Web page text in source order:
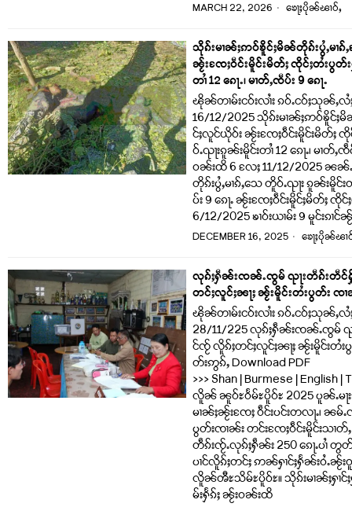
MARCH 22, 2026 ၶေႃႈပိုၼ်ၽၢဝ်ႇ
သိုၵ်းမၢၼ်ႈဢဝ်ၶိူင်ႈမိၼ်တိုၵ်းပွႆႇမၢ
ၼႂ်းၸႄႈဝဵင်းမိူင်းမိတ်ႈ ၸိုင်ႈတႆးပွတ်
တၢႆ 12 ၵေႃႉ၊ မၢတ်ႇၸဵပ်း 9 ၵေႃႉ
ၽိုၼ်တၢမ်းငဝ်းလၢႆး ၵဝ်ႉငဝ်ႈသုၼ်ႇ
16/12/2025 သိုၵ်းမၢၼ်ႈဢဝ်ၶိူင်ႈ
င်ႈလူင်ယိုဝ်း ၼႂ်းၸႄႈဝဵင်းမိူင်းမိတ်ႈ
ဝ်ႉၺႃးၵူၼ်းမိူင်းတၢႆ 12 ၵေႃႉ၊ မၢတ်ႇၸဵ
ဝၼ်းထိ 6 လႄႈ 11/12/2025 ၼၼ်
တိုၵ်းပွႆႇမၢၵ်ႇသေ တိူဝ်ႉၺႃး ၵူၼ်းမိူင်း
ပ်း 9 ၵေႃႉ ၼႂ်းၸႄႈဝဵင်းမိူင်ႈမိတ်ႈ ၸို
6/12/2025 ၶၢဝ်းယၢမ်း 9 မူင်းၵၢင်
DECEMBER 16, 2025 ၶေႃႈပိုၼ်ၽၢ
လုၵ်ႈႁဵၼ်းၸၼ်ႉၸွမ် ၺႃးတဵၵ်းတဵင်
တင်ႈလူင်ႈၼႃႈ ၼႂ်းမိူင်းတႆးပွတ်း ၸ
ၽိုၼ်တၢမ်းငဝ်းလၢႆး ၵဝ်ႉငဝ်ႈသုၼ်ႇ
28/11/225 လုၵ်ႈႁဵၼ်းၸၼ်ႉၸွမ် ၺ
င်ၸႂ် လိူၵ်ႈတင်ႈလူင်ႈၼႃႈ ၼႂ်းမိူင်းတႆး
တ်းဢွၵ်ႇ Download PDF
>>> Shan | Burmese | English
လိူၼ် ၼူဝ်ႊဝႅမ်ႊပိူဝ်ႊ 2025 ပူၼ်ႉမႃ
မၢၼ်ႈၼႂ်းၸႄႈ ဝဵင်းပင်းတလႃႉ၊ ၼ
ပွတ်းၸၢၼ်း တင်းၸႄႈဝဵင်းမိူင်းသၢ
တဵၵ်းၸႂ်ႉလုၵ်ႈႁဵၼ်း 250 ၵေႃႉပၢႆ တွ
ပၢင်လိူၵ်ႈတင်ႈ ဢၼ်ႁၢင်ႈႁႅၼ်းဝႆႉၼႂ်
လိူၼ်ၻီႊသိမ်ႊပိူဝ်ႊ။ သိုၵ်းမၢၼ်ႈႁၢင်
မ်းႁႅၵ်ႈ ၼႂ်းဝၼ်းထိ